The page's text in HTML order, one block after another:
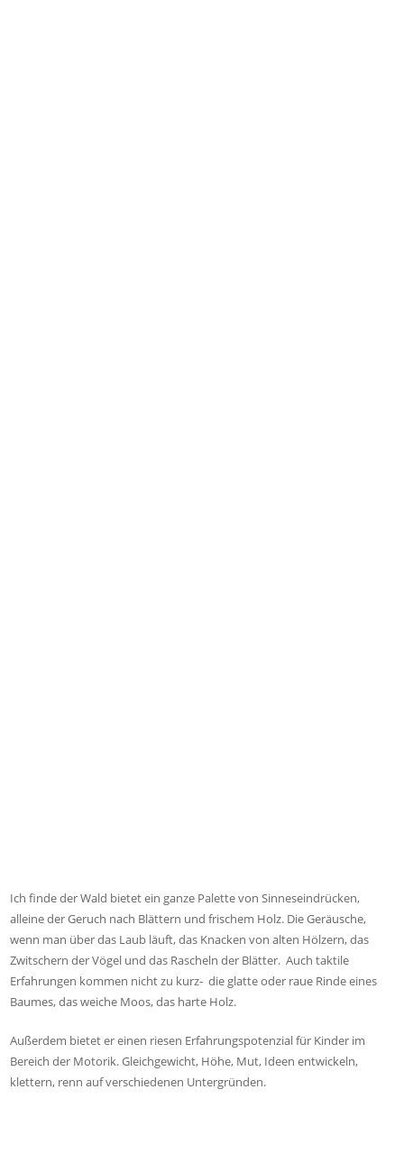
Ich finde der Wald bietet ein ganze Palette von Sinneseindrücken,
alleine der Geruch nach Blättern und frischem Holz. Die Geräusche,
wenn man über das Laub läuft, das Knacken von alten Hölzern, das
Zwitschern der Vögel und das Rascheln der Blätter. Auch taktile
Erfahrungen kommen nicht zu kurz- die glatte oder raue Rinde eines
Baumes, das weiche Moos, das harte Holz.
Außerdem bietet er einen riesen Erfahrungspotenzial für Kinder im
Bereich der Motorik. Gleichgewicht, Höhe, Mut, Ideen entwickeln,
klettern, renn auf verschiedenen Untergründen.